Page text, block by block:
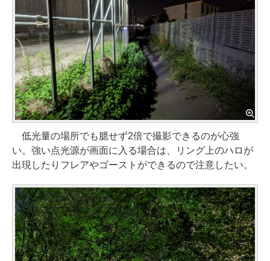
低光量の場所でも臆せず2倍で撮影できるのが心強
い。強い点光源が画面に入る場合は、リング上のハロが
出現したりフレアやゴーストができるので注意したい。